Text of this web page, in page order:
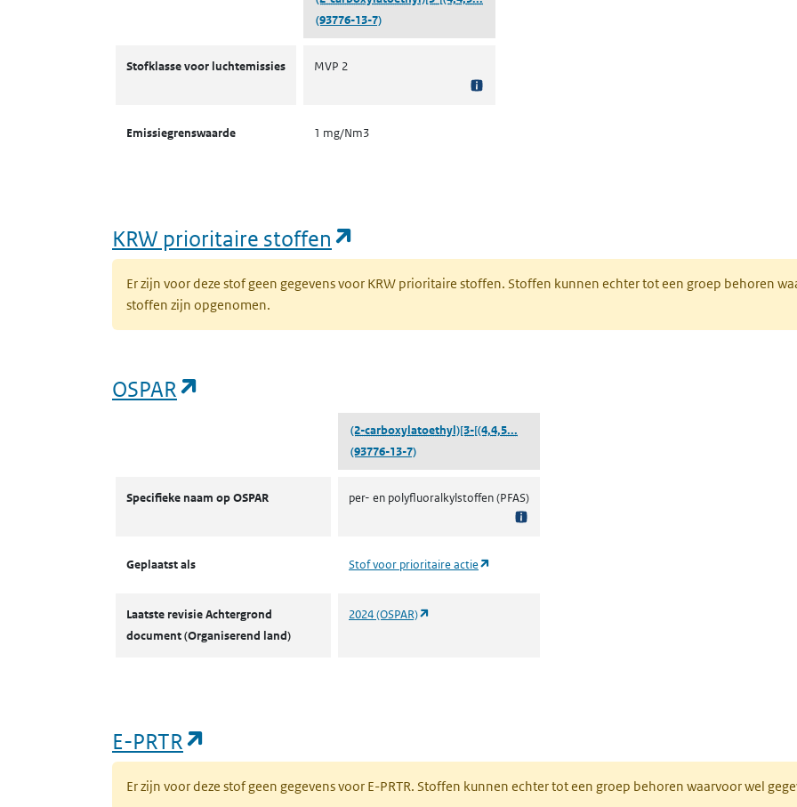
(93776-13-7)
Stofklasse voor luchtemissies MVP 2
Emissiegrenswaarde 1 mg/Nm3
KRW prioritaire stoffen
Er zijn voor deze stof geen gegevens voor KRW prioritaire stoffen. Stoffen kunnen echter tot een groep behoren
stoffen zijn opgenomen.
OSPAR
(2-carboxylatoethyl)[3-[(4,4,5...
(93776-13-7)
Specifieke naam op OSPAR per- en polyfluoralkylstoffen (PFAS)
Geplaatst als Stof voor prioritaire actie
Laatste revisie Achtergrond
document (Organiserend land)
2024 (OSPAR)
E-PRTR
Er zijn voor deze stof geen gegevens voor E-PRTR. Stoffen kunnen echter tot een groep behoren waarvoor wel